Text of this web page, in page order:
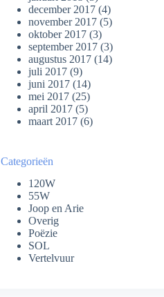
december 2017 (4)
november 2017 (5)
oktober 2017 (3)
september 2017 (3)
augustus 2017 (14)
juli 2017 (9)
juni 2017 (14)
mei 2017 (25)
april 2017 (5)
maart 2017 (6)
Categorieën
120W
55W
Joop en Arie
Overig
Poëzie
SOL
Vertelvuur